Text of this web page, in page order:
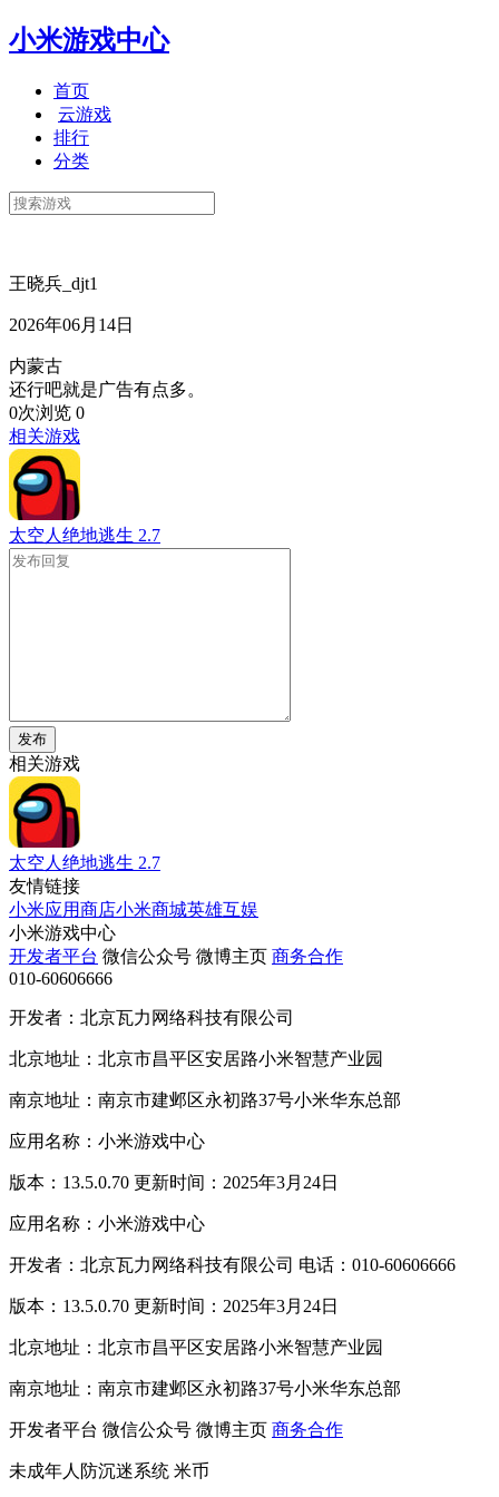
小米游戏中心
首页
云游戏
排行
分类
王晓兵_djt1
2026年06月14日
内蒙古
还行吧就是广告有点多。
0次浏览 0
相关游戏
太空人绝地逃生 2.7
发布
相关游戏
太空人绝地逃生 2.7
友情链接
小米应用商店小米商城英雄互娱
小米游戏中心
开发者平台 微信公众号 微博主页 商务合作
010-60606666
开发者：北京瓦力网络科技有限公司
北京地址：北京市昌平区安居路小米智慧产业园
南京地址：南京市建邺区永初路37号小米华东总部
应用名称：小米游戏中心
版本：13.5.0.70 更新时间：2025年3月24日
应用名称：小米游戏中心
开发者：北京瓦力网络科技有限公司 电话：010-60606666
版本：13.5.0.70 更新时间：2025年3月24日
北京地址：北京市昌平区安居路小米智慧产业园
南京地址：南京市建邺区永初路37号小米华东总部
开发者平台 微信公众号 微博主页 商务合作
未成年人防沉迷系统 米币